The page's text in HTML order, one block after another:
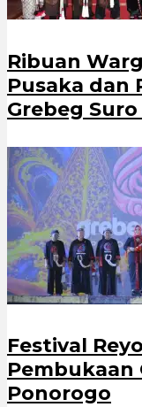
Ribuan
Pusaka dan
Grebeg
Festival
Pembukaan
Ponorogo